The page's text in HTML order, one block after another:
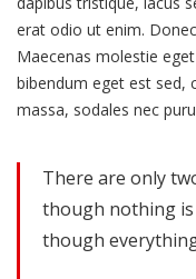
erat odio ut enim.
Maecenas molestie
bibendum eget est sed,
massa, sodales nec
There are only
though nothing is
though